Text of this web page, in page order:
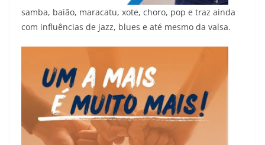
samba, baião, maracatu, xote, choro, pop e traz ainda
com influências de jazz, blues e até mesmo da valsa.